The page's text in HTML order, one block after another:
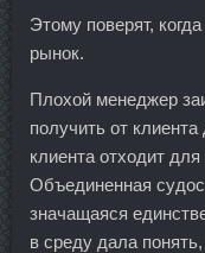
Этому поверят,
рынок.
Плохой менеджер
получить от
клиента отходит
Объединенная
значащаяся
в среду дала